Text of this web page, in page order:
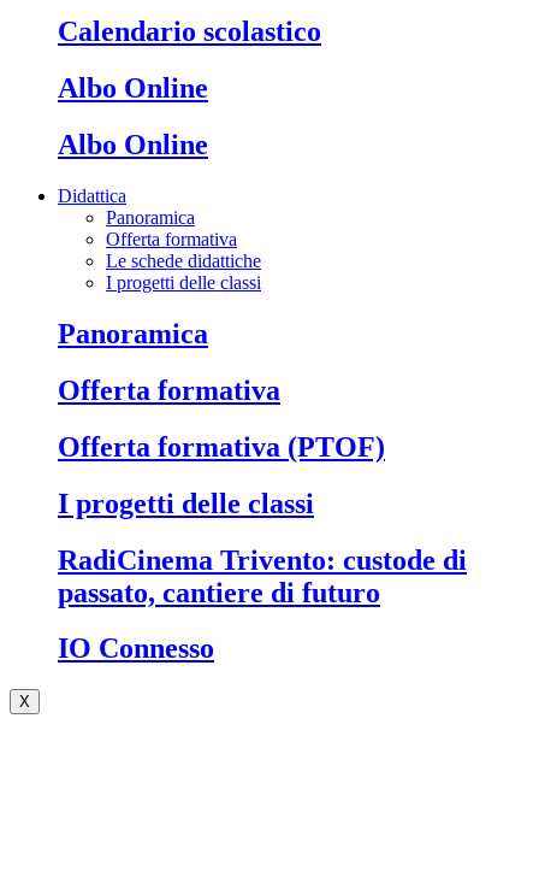
Calendario scolastico
Albo Online
Albo Online
Didattica
Panoramica
Offerta formativa
Le schede didattiche
I progetti delle classi
Panoramica
Offerta formativa
Offerta formativa (PTOF)
I progetti delle classi
RadiCinema Trivento: custode di
passato, cantiere di futuro
IO Connesso
X